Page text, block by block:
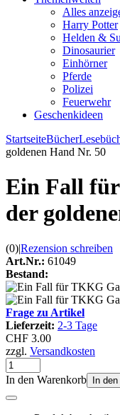
Alles
Harry Potter
Helden &
Dinosaurier
Einhörner
Pferde
Polizei
Feuerwehr
Geschenkideen
StartseiteBücher
goldenen Hand Nr. 50
Ein Fall
der
(0)|Rezension schreiben
Art.Nr.: 61049
Bestand:
Frage zu Artikel
Lieferzeit: 2-3 Tage
CHF 3.00
zzgl. Versandkosten
In den Warenkorb In